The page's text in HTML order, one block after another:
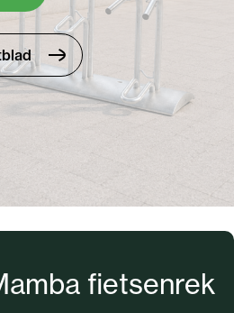
fietsenrek